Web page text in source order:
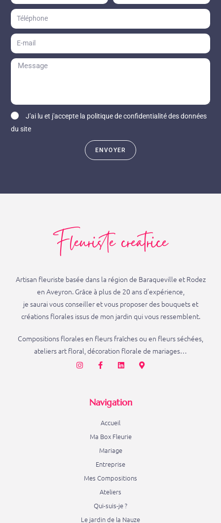
J'ai lu et j'accepte la politique de confidentialité des données
du site
ENVOYER
Fleuriste creatrice
Artisan fleuriste basée dans la région de Baraqueville et Rodez
en Aveyron. Grâce à plus de 20 ans d’expérience,
je saurai vous conseiller et vous proposer des bouquets et
créations florales issus de mon jardin qui vous ressemblent.
Compositions florales en fleurs fraîches ou en fleurs séchées,
ateliers art floral, décoration florale de mariages…
Navigation
Accueil
Ma Box Fleurie
Mariage
Entreprise
Mes Compositions
Ateliers
Qui-suis-je ?
Le jardin de la Nauze